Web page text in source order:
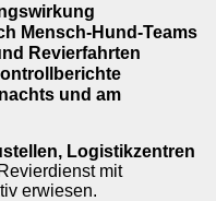
Mensch-Hund-Teams
Revierfahrten
und am
Logistikzentren
mit
erwiesen.